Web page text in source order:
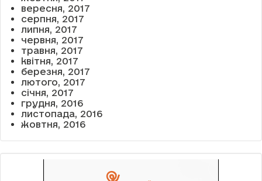
вересня, 2017
серпня, 2017
липня, 2017
червня, 2017
травня, 2017
квітня, 2017
березня, 2017
лютого, 2017
січня, 2017
грудня, 2016
листопада, 2016
жовтня, 2016